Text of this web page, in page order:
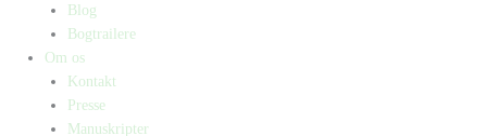
Blog
Bogtrailere
Om os
Kontakt
Presse
Manuskripter